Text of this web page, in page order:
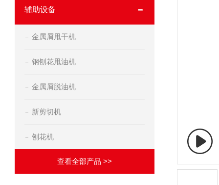
辅助设备
金属屑甩干机
钢刨花甩油机
金属屑脱油机
新剪切机
刨花机
查看全部产品 >>